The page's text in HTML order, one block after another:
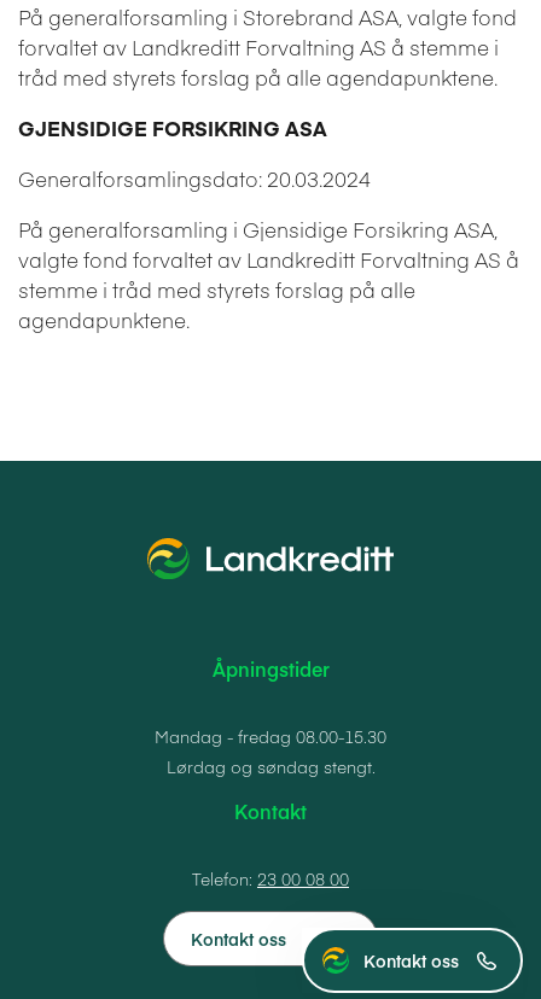
På generalforsamling i Storebrand ASA, valgte fond
forvaltet av Landkreditt Forvaltning AS å stemme i
tråd med styrets forslag på alle agendapunktene.
GJENSIDIGE FORSIKRING ASA
Generalforsamlingsdato: 20.03.2024
På generalforsamling i Gjensidige Forsikring ASA,
valgte fond forvaltet av Landkreditt Forvaltning AS å
stemme i tråd med styrets forslag på alle
agendapunktene.
Kontakt oss
Åpningstider
Mandag - fredag 08.00-15.30
Lørdag og søndag stengt.
Kontakt
Telefon: 23 00 08 00
Kontakt oss